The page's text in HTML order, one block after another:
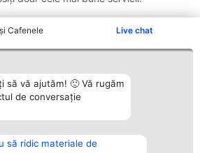
Cafenele Live chat
să vă ajutăm! 🙂 Vă rugăm
de conversație
să ridic materiale de
Plebiscyt Contact